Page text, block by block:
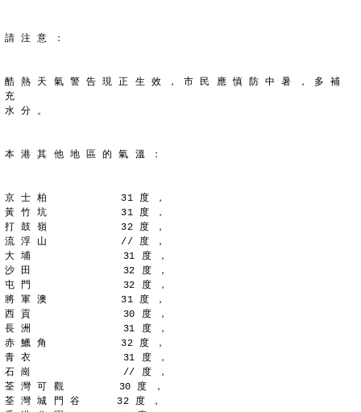
請 注 意 ：
酷 熱 天 氣 警 告 現 正 生 效 ， 市 民 應 慎 防 中 暑 ， 多 補
充
水 分 。
本 港 其 他 地 區 的 氣 溫 ：
京 士 柏            31 度 ，
黃 竹 坑            31 度 ，
打 鼓 嶺            32 度 ，
流 浮 山            // 度 ，
大 埔               31 度 ，
沙 田               32 度 ，
屯 門               32 度 ，
將 軍 澳            31 度 ，
西 貢               30 度 ，
長 洲               31 度 ，
赤 鱲 角            32 度 ，
青 衣               31 度 ，
石 崗               // 度 ，
荃 灣 可 觀         30 度 ，
荃 灣 城 門 谷      32 度 ，